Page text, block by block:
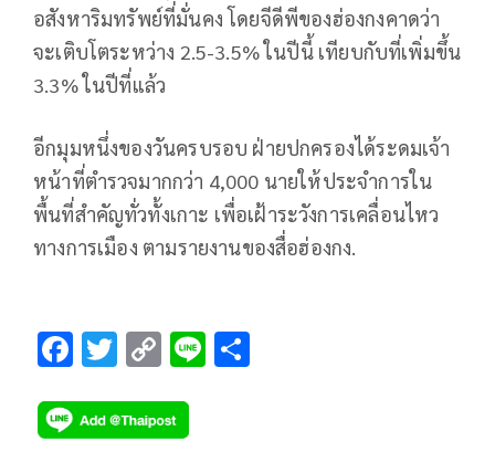
อสังหาริมทรัพย์ที่มั่นคง โดยจีดีพีของฮ่องกงคาดว่า
จะเติบโตระหว่าง 2.5-3.5% ในปีนี้ เทียบกับที่เพิ่มขึ้น
3.3% ในปีที่แล้ว
อีกมุมหนึ่งของวันครบรอบ ฝ่ายปกครองได้ระดมเจ้า
หน้าที่ตำรวจมากกว่า 4,000 นายให้ประจำการใน
พื้นที่สำคัญทั่วทั้งเกาะ เพื่อเฝ้าระวังการเคลื่อนไหว
ทางการเมือง ตามรายงานของสื่อฮ่องกง.
F
e
T
tt
C
p
Li